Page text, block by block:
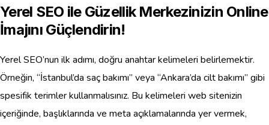
Yerel SEO ile Güzellik Merkezinizin Online
İmajını Güçlendirin!
Yerel SEO’nun ilk adımı, doğru anahtar kelimeleri belirlemektir.
Örneğin, “İstanbul’da saç bakımı” veya “Ankara’da cilt bakımı” gibi
spesifik terimler kullanmalısınız. Bu kelimeleri web sitenizin
içeriğinde, başlıklarında ve meta açıklamalarında yer vermek,